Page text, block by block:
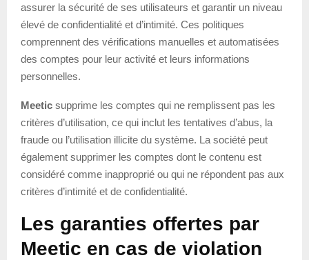
assurer la sécurité de ses utilisateurs et garantir un niveau
élevé de confidentialité et d’intimité. Ces politiques
comprennent des vérifications manuelles et automatisées
des comptes pour leur activité et leurs informations
personnelles.
Meetic supprime les comptes qui ne remplissent pas les
critères d’utilisation, ce qui inclut les tentatives d’abus, la
fraude ou l’utilisation illicite du système. La société peut
également supprimer les comptes dont le contenu est
considéré comme inapproprié ou qui ne répondent pas aux
critères d’intimité et de confidentialité.
Les garanties offertes par
Meetic en cas de violation